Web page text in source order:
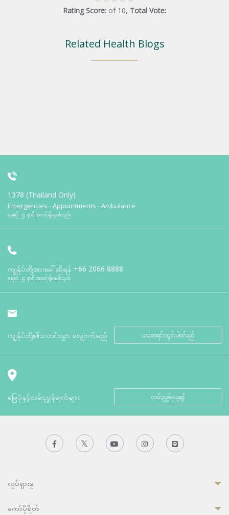
Rating Score: of 10, Total Vote:
Related Health Blogs
1378 (Thailand Only)
Emergencies - Appointments - Ambulance
နေ့စဉ် ၂၄ နာရီ အသင့်ရှိနေပါသည်။
ကျွန်ုပ်တို့အားခေါ်ဆိုရန် +66 2066 8888
နေ့စဉ် ၂၄ နာရီ အသင့်ရှိနေပါသည်။
ကျွန်ုပ်တို့၏သတင်းလွှာ လျှောက်မည် ယခုစာရင်းသွင်းပါဝင်မည်
မြေပုံနှင့်လမ်းညွှန်ချက်များ လမ်းညွှန်ရယူရန်
လှုပ်ရှားမှု
ကော်ပိုရိတ်